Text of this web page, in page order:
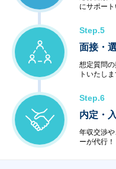
にサポート
Step.5
面接・
想定質問
トいたしま
Step.6
内定・
年収交渉
ーが代行！